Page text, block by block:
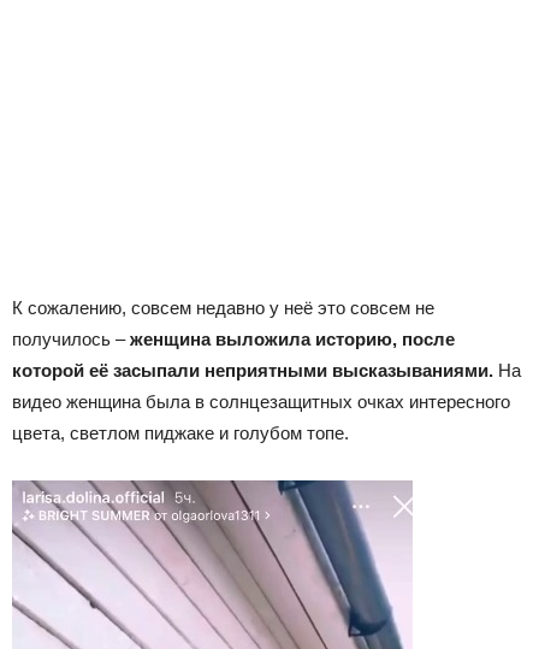
К сожалению, совсем недавно у неё это совсем не
получилось –женщина выложила историю, после
которой её засыпали неприятными высказываниями. На
видео женщина была в солнцезащитных очках интересного
цвета, светлом пиджаке и голубом топе.